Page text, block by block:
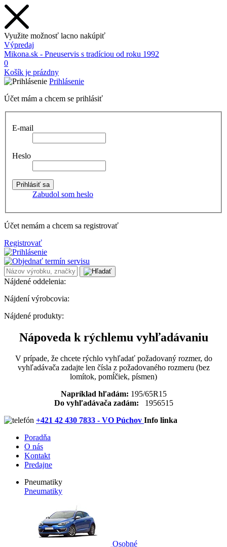
Využite možnosť lacno nakúpiť
Výpredaj
Mikona.sk - Pneuservis s tradíciou od roku 1992
0
Košík je prázdny
Prihlásenie
Účet mám a chcem se prihlásiť
E-mail
Heslo
Zabudol som heslo
Účet nemám a chcem sa registrovať
Registrovať
Nájdené oddelenia:
Nájdení výrobcovia:
Nájdené produkty:
Nápoveda k rýchlemu vyhľadávaniu
V prípade, že chcete rýchlo vyhľadať požadovaný rozmer, do
vyhľadávača zadajte len čísla z požadovaného rozmeru (bez
lomítok, pomĺčiek, písmen)
Napríklad hľadám: 195/65R15
Do vyhľadávača zadám: 1956515
+421 42 430 7833 - VO Púchov Info linka
Poradňa
O nás
Kontakt
Predajne
Pneumatiky
Pneumatiky
Osobné